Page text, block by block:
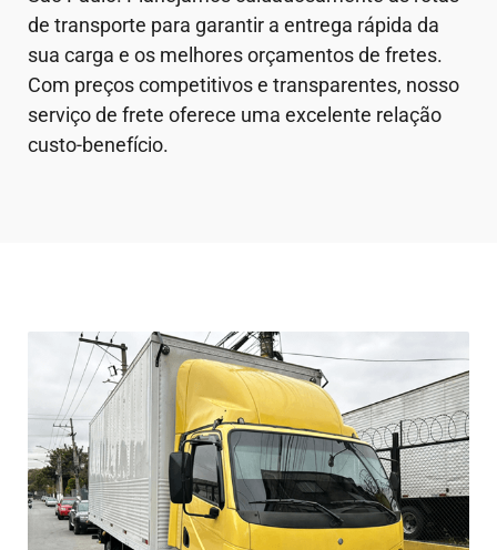
de transporte para garantir a entrega rápida da
sua carga e os melhores orçamentos de fretes.
Com preços competitivos e transparentes, nosso
serviço de frete oferece uma excelente relação
custo-benefício.